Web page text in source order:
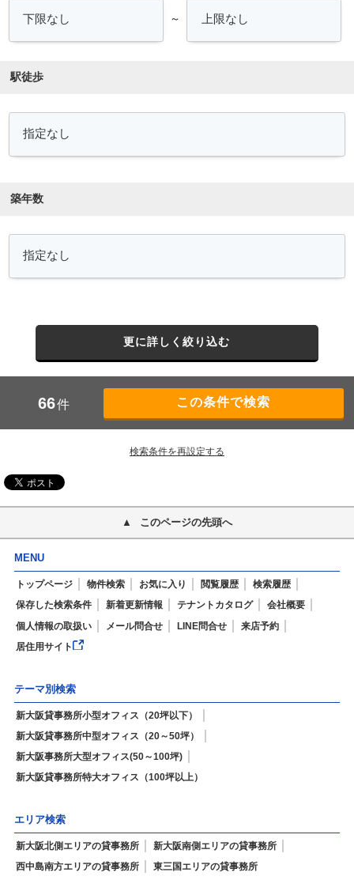
～
駅徒歩
築年数
更に詳しく絞り込む
66件
検索条件を再設定する
このページの先頭へ
MENU
トップページ 物件検索 お気に入り 閲覧履歴
検索履歴
保存した検索条件
新着更新情報 テナントカタログ
会社概要
個人情報の取扱い
メール問合せ LINE問合せ
来店予約
居住用サイト
テーマ別検索
新大阪貸事務所小型オフィス（20坪以下）
新大阪貸事務所中型オフィス（20～50坪）
新大阪事務所大型オフィス(50～100坪)
新大阪貸事務所特大オフィス（100坪以上）
エリア検索
新大阪北側エリアの貸事務所
新大阪南側エリアの貸事務所
西中島南方エリアの貸事務所
東三国エリアの貸事務所